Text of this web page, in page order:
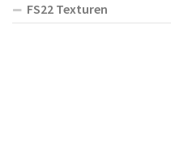
FS22 Texturen